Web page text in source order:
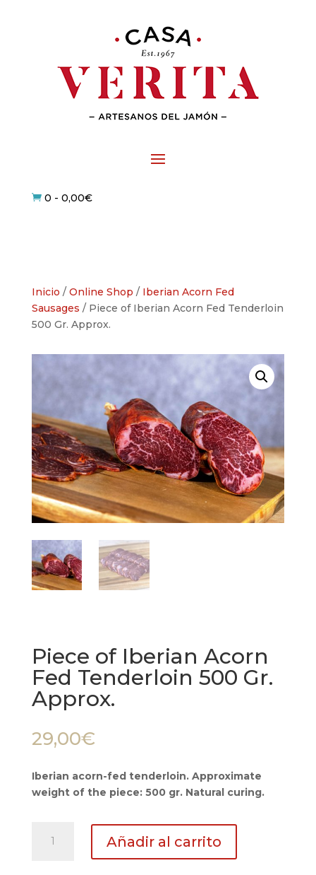
 0 - 0,00€
Inicio / Online Shop / Iberian Acorn Fed
Sausages / Piece of Iberian Acorn Fed Tenderloin
500 Gr. Approx.
Piece of Iberian Acorn
Fed Tenderloin 500 Gr.
Approx.
29,00€
Iberian acorn-fed tenderloin. Approximate
weight of the piece: 500 gr. Natural curing.
Añadir al carrito